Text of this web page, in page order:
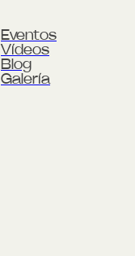
Eventos
Vídeos
Blog
Galería